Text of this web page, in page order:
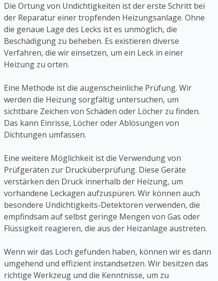
Die Ortung von Undichtigkeiten ist der erste Schritt bei
der Reparatur einer tropfenden Heizungsanlage. Ohne
die genaue Lage des Lecks ist es unmöglich, die
Beschädigung zu beheben. Es existieren diverse
Verfahren, die wir einsetzen, um ein Leck in einer
Heizung zu orten.
Eine Methode ist die augenscheinliche Prüfung. Wir
werden die Heizung sorgfältig untersuchen, um
sichtbare Zeichen von Schäden oder Löcher zu finden.
Das kann Einrisse, Löcher oder Ablösungen von
Dichtungen umfassen.
Eine weitere Möglichkeit ist die Verwendung von
Prüfgeräten zur Drucküberprüfung. Diese Geräte
verstärken den Druck innerhalb der Heizung, um
vorhandene Leckagen aufzuspüren. Wir können auch
besondere Undichtigkeits-Detektoren verwenden, die
empfindsam auf selbst geringe Mengen von Gas oder
Flüssigkeit reagieren, die aus der Heizanlage austreten.
Wenn wir das Loch gefunden haben, können wir es dann
umgehend und effizient instandsetzen. Wir besitzen das
richtige Werkzeug und die Kenntnisse, um zu